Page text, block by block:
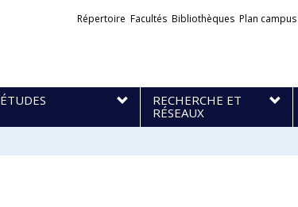
Liens
Répertoire Facultés Bibliothèques Plan campus
ÉTUDES
RECHERCHE ET
RÉSEAUX